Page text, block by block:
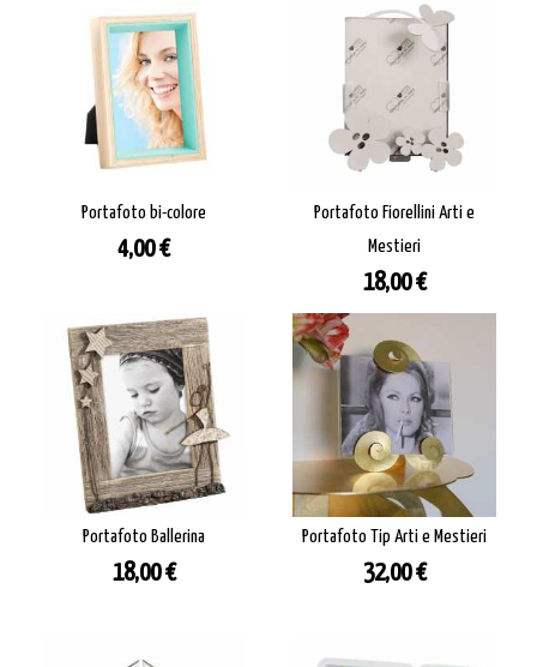
Portafoto bi-colore
Prezzo
4,00 €
Portafoto Fiorellini Arti e
Mestieri
Prezzo
18,00 €
Portafoto Ballerina
Prezzo
18,00 €
Portafoto Tip Arti e Mestieri
Prezzo
32,00 €